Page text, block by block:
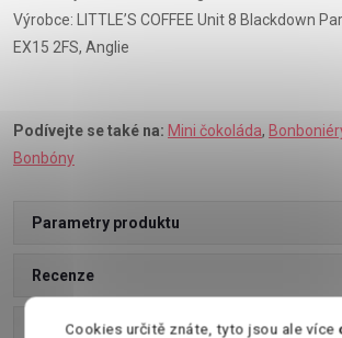
Cookies určitě znáte, tyto jsou ale více
Výrobce: LITTLE’S COFFEE Unit 8 Blackdown
EX15 2FS, Anglie
Podívejte se také na: Mini čokoláda,
Bonbóny
Parametry produktu
Recenze
Diskuse